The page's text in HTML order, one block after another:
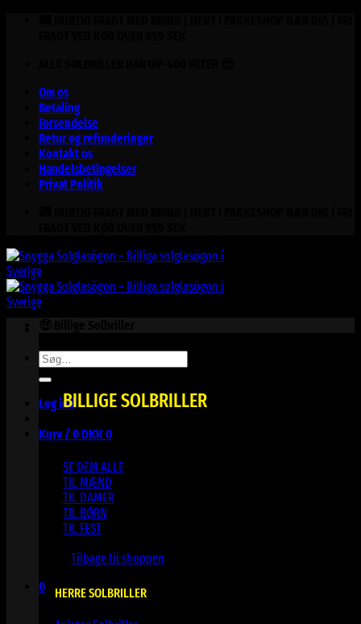
Om os
Betaling
Forsendelse
Retur og refunderinger
Kontakt os
Handelsbetingelser
Privat Politik
Søg
efter:
Log ind
Kurv / 0DKK0
Ingen varer i kurven.
Tilbage til shoppen
0
Kurv
BILLIGE SOLBRILLER
SE DEM ALLE
TIL MÆND
TIL DAMER
TIL BØRN
TIL FEST
HERRE SOLBRILLER